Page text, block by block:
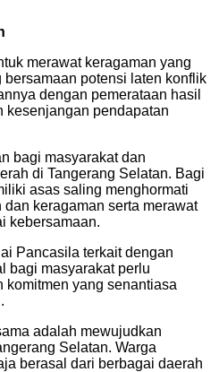
merawat keragaman yang
potensi laten konflik
dengan pemerataan hasil
kesenjangan pendapatan
bagi masyarakat dan
di Tangerang Selatan. Bagi
asas saling menghormati
keragaman serta merawat
kebersamaan.
Pancasila terkait dengan
bagi masyarakat perlu
komitmen yang senantiasa
adalah mewujudkan
Selatan. Warga
berasal dari berbagai daerah